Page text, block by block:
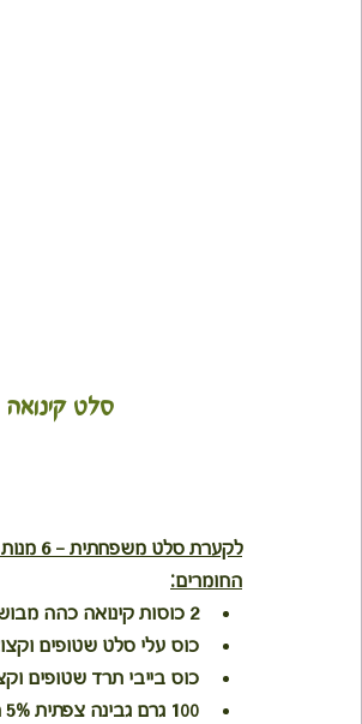
סלט
לקערת סלט משפחתית - 6 מנות 110 קלוריות למנה
החומרים:
2 כוסות קינואה כהה מבושלת ( ¾ כוס קינואה יבשה) -
כוס עלי סלט שטופים
כוס בייבי תרד שטופים
100 גרם גבינה צפתית 5% חתוכה לקוביות - אפשר להחליף בתחליף גבינה טבעוני או טופו מבושל.